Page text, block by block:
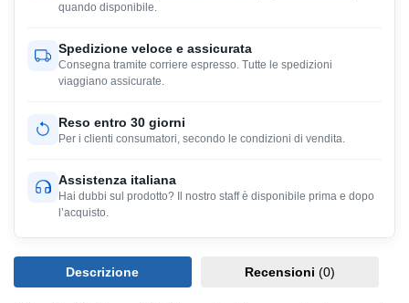
quando disponibile.
Spedizione veloce e assicurata
Consegna tramite corriere espresso. Tutte le spedizioni
viaggiano assicurate.
Reso entro 30 giorni
Per i clienti consumatori, secondo le condizioni di vendita.
Assistenza italiana
Hai dubbi sul prodotto? Il nostro staff è disponibile prima e dopo
l’acquisto.
Descrizione Recensioni (0)